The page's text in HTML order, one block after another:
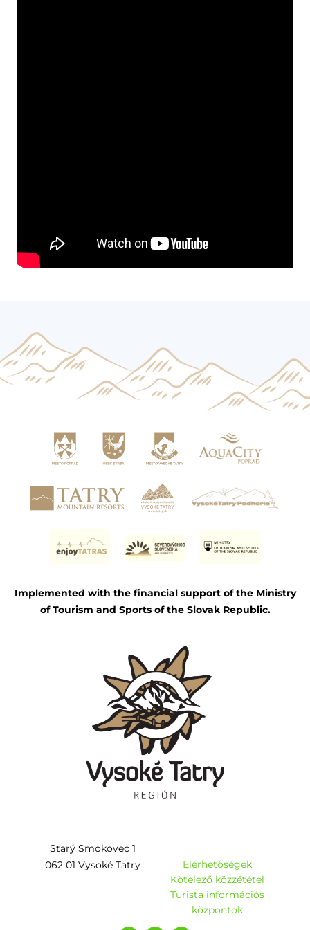
Implemented with the financial support of the Ministry
of Tourism and Sports of the Slovak Republic.
Starý Smokovec 1
062 01 Vysoké Tatry
Elérhetőségek
Kötelező közzététel
Turista információs
központok